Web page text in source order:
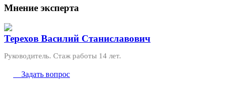
Мнение эксперта
Терехов Василий Станиславович
Руководитель. Стаж работы 14 лет.
Задать вопрос